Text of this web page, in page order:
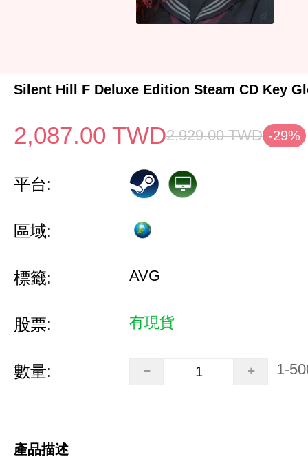
Silent Hill F Deluxe Edition Steam CD Key
2,087.00 TWD2,929.00 TWD -29%
平台:
區域:
標籤: AVG
股票: 有現貨
數量: 1-
產品描述